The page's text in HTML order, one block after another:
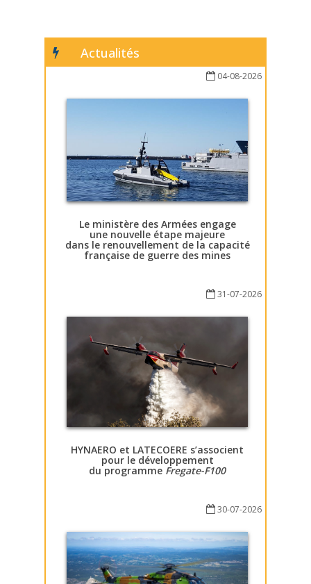
Actualités
04-08-2026
Le ministère des Armées engage
une nouvelle étape majeure
dans le renouvellement de la capacité
française de guerre des mines
31-07-2026
HYNAERO et LATECOERE s’associent
pour le développement
du programme Fregate-F100
30-07-2026